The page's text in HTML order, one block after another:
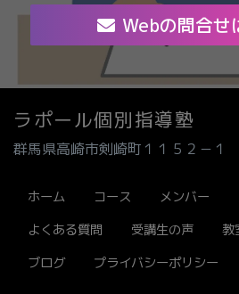
Webの問合せ
ラポール個別指導塾
群馬県高崎市剣崎町１１５２－１
ホーム コース メンバー
よくある質問
受講生の声 教
ブログ
プライバシーポリシー